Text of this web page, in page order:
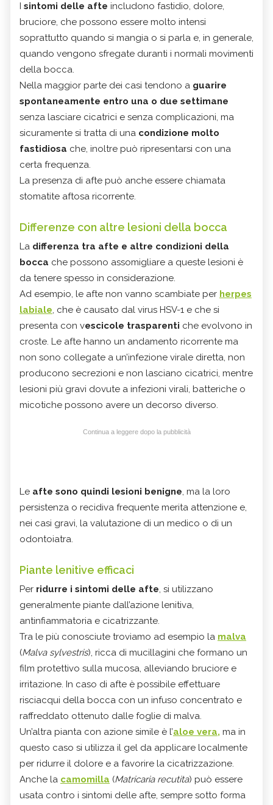
I sintomi delle afte includono fastidio, dolore,
bruciore, che possono essere molto intensi
soprattutto quando si mangia o si parla e, in generale,
quando vengono sfregate duranti i normali movimenti
della bocca.
Nella maggior parte dei casi tendono a guarire
spontaneamente entro una o due settimane
senza lasciare cicatrici e senza complicazioni, ma
sicuramente si tratta di una condizione molto
fastidiosa che, inoltre può ripresentarsi con una
certa frequenza.
La presenza di afte può anche essere chiamata
stomatite aftosa ricorrente.
Differenze con altre lesioni della bocca
La differenza tra afte e altre condizioni della
bocca che possono assomigliare a queste lesioni è
da tenere spesso in considerazione.
Ad esempio, le afte non vanno scambiate per herpes
labiale, che è causato dal virus HSV-1 e che si
presenta con vescicole trasparenti che evolvono in
croste. Le afte hanno un andamento ricorrente ma
non sono collegate a un’infezione virale diretta, non
producono secrezioni e non lasciano cicatrici, mentre
lesioni più gravi dovute a infezioni virali, batteriche o
micotiche possono avere un decorso diverso.
Continua a leggere dopo la pubblicità
Le afte sono quindi lesioni benigne, ma la loro
persistenza o recidiva frequente merita attenzione e,
nei casi gravi, la valutazione di un medico o di un
odontoiatra.
Piante lenitive efficaci
Per ridurre i sintomi delle afte, si utilizzano
generalmente piante dall’azione lenitiva,
antinfiammatoria e cicatrizzante.
Tra le più conosciute troviamo ad esempio la malva
(Malva sylvestris), ricca di mucillagini che formano un
film protettivo sulla mucosa, alleviando bruciore e
irritazione. In caso di afte è possibile effettuare
risciacqui della bocca con un infuso concentrato e
raffreddato ottenuto dalle foglie di malva.
Un’altra pianta con azione simile è l’aloe vera, ma in
questo caso si utilizza il gel da applicare localmente
per ridurre il dolore e a favorire la cicatrizzazione.
Anche la camomilla (Matricaria recutita) può essere
usata contro i sintomi delle afte, sempre sotto forma